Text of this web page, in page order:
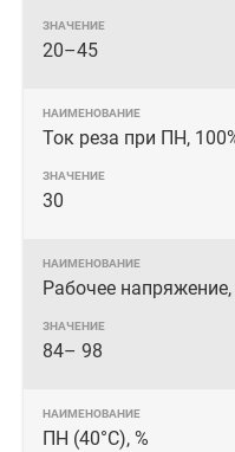
20–45
Ток реза при ПН,
30
Рабочее напряжение,
84– 98
ПН (40°C), %